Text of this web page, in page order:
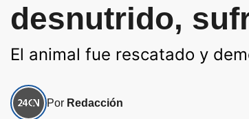
desnutrido,
El animal fue rescatado y
Por Redacción